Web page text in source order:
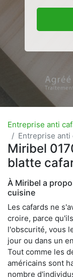
Entreprise anti
Entreprise anti
Miribel
blatte
À Miribel a
cuisine
Les cafards ne
croire, parce
l'obscurité, vous
jour ou dans un
Tout comme les
américains sont
nombre